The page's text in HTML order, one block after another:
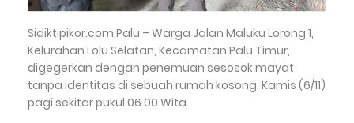
Sidiktipikor.com,Palu – Warga Jalan Maluku Lorong 1,
Kelurahan Lolu Selatan, Kecamatan Palu Timur,
digegerkan dengan penemuan sesosok mayat
tanpa identitas di sebuah rumah kosong, Kamis (6/11)
pagi sekitar pukul 06.00 Wita.